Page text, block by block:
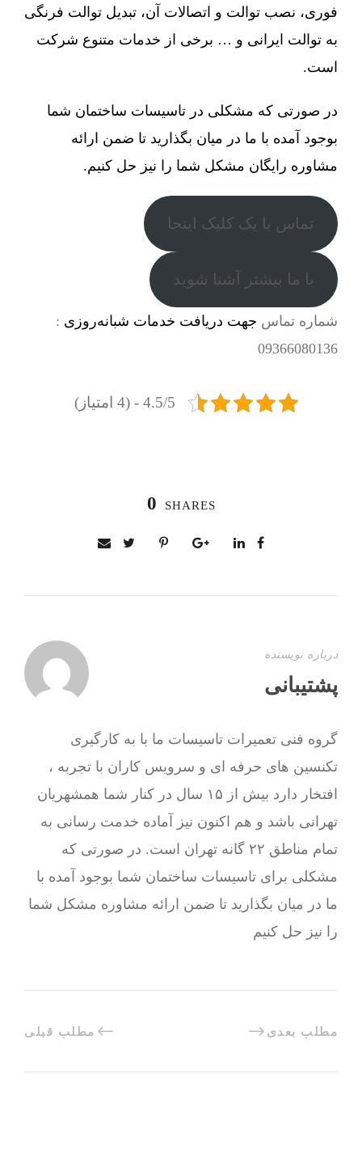
فوری، نصب توالت و اتصالات آن، تبدیل توالت فرنگی
به توالت ایرانی و … برخی از خدمات متنوع شرکت
است.
در صورتی که مشکلی در تاسیسات ساختمان شما
بوجود آمده با ما در میان بگذارید تا ضمن ارائه
مشاوره رایگان مشکل شما را نیز حل کنیم.
تماس با یک کلیک اینجا
با ما بیشتر آشنا شوید
شماره تماس جهت دریافت خدمات شبانه‌روزی :
09366080136
4.5/5 - (4 امتیاز)
0 SHARES
درباره نویسنده
پشتیبانی
گروه فنی تعمیرات تاسیسات ما با به‌ کارگیری
تکنسین های حرفه ای و سرویس کاران با تجربه ،
افتخار دارد بیش از ۱۵ سال در کنار شما همشهریان
تهرانی باشد و هم اکنون نیز آماده خدمت رسانی به
تمام مناطق ۲۲ گانه تهران است. در صورتی که
مشکلی برای تاسیسات ساختمان شما بوجود آمده با
ما در میان بگذارید تا ضمن ارائه مشاوره مشکل شما
را نیز حل کنیم
مطلب قبلی مطلب بعدی